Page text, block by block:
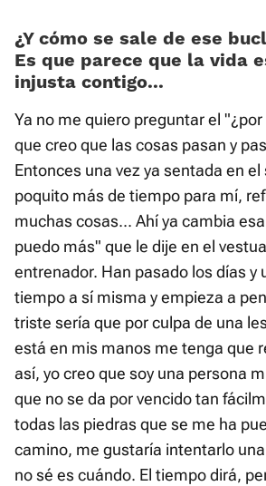
¿Y cómo se sale de ese
Es que parece que la vida
injusta contigo...
Ya no me quiero preguntar el
que creo que las cosas pasan y
Entonces una vez ya sentada en
poquito más de tiempo para mí,
muchas cosas... Ahí ya cambia
puedo más" que le dije en el
entrenador. Han pasado los días y
tiempo a sí misma y empieza a
triste sería que por culpa de una
está en mis manos me tenga que
así, yo creo que soy una persona
que no se da por vencido tan
todas las piedras que se me ha
camino, me gustaría intentarlo
no sé es cuándo. El tiempo dirá,